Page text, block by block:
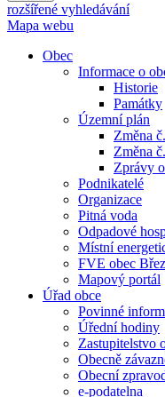
rozšířené vyhledávání
Mapa webu
Obec
Informace o
Historie
Památky
Územní plán
Změna
Změna
Zprávy
Podnikatelé
Organizace
Pitná voda
Odpadové
Místní
FVE obec
Mapový portál
Úřad obce
Povinné
Úřední hodiny
Zastupitelstvo
Obecně
Obecní
e-podatelna